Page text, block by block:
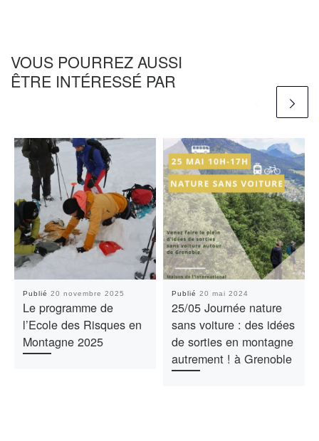
VOUS POURREZ AUSSI
ÊTRE INTÉRESSÉ PAR
Publié 20 novembre 2025
Le programme de
l’Ecole des Risques en
Montagne 2025
Publié 20 mai 2024
25/05 Journée nature
sans voiture : des idées
de sorties en montagne
autrement ! à Grenoble